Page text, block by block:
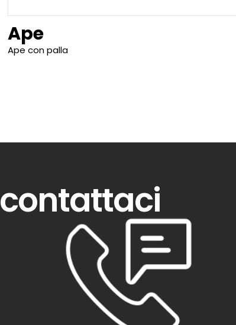
Ape
Ape con palla
contattaci